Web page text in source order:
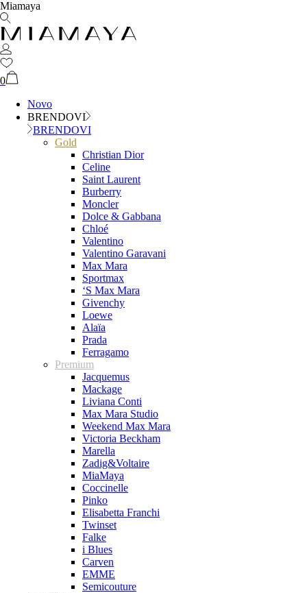
Miamaya
0
Novo
BRENDOVI
BRENDOVI
Gold
Christian Dior
Celine
Saint Laurent
Burberry
Moncler
Dolce & Gabbana
Chloé
Valentino
Valentino Garavani
Max Mara
Sportmax
‘S Max Mara
Givenchy
Loewe
Alaïa
Prada
Ferragamo
Premium
Jacquemus
Mackage
Liviana Conti
Max Mara Studio
Weekend Max Mara
Victoria Beckham
Marella
Zadig&Voltaire
MiaMaya
Coccinelle
Pinko
Elisabetta Franchi
Twinset
Falke
i Blues
Carven
EMME
Semicouture